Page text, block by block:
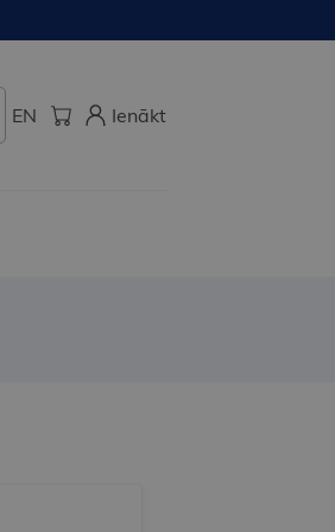
EN Ienākt